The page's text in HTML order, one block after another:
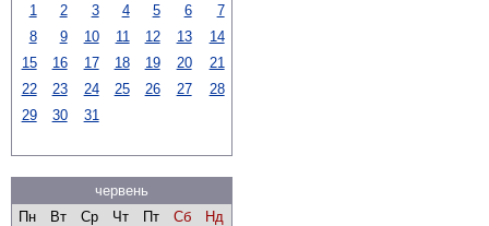
1
2 3 4 5 6
7
8
9 10 11 12 13
14
15
16 17 18 19 20
21
22
23 24 25 26 27
28
29
30 31
червень
Пн
Вт Ср Чт Пт Сб
Нд